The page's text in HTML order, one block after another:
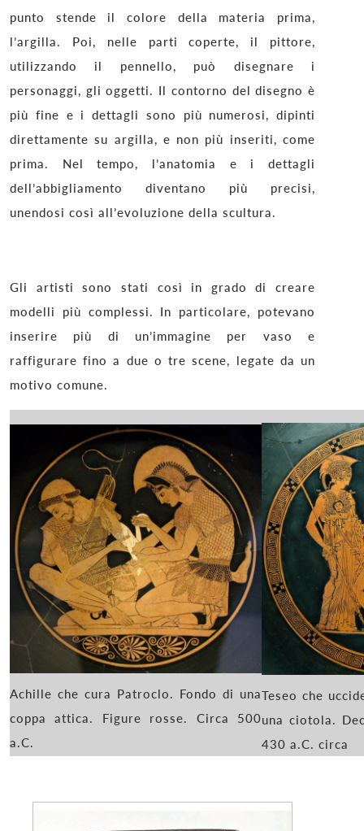
punto stende il colore della materia prima,
l’argilla. Poi, nelle parti coperte, il pittore,
utilizzando il pennello, può disegnare i
personaggi, gli oggetti. Il contorno del disegno è
più fine e i dettagli sono più numerosi, dipinti
direttamente su argilla, e non più inseriti, come
prima. Nel tempo, l’anatomia e i dettagli
dell’abbigliamento diventano più precisi,
unendosi così all’evoluzione della scultura.
Gli artisti sono stati così in grado di creare
modelli più complessi. In particolare, potevano
inserire più di un’immagine per vaso e
raffigurare fino a due o tre scene, legate da un
motivo comune.
Achille che cura Patroclo. Fondo di una
coppa attica. Figure rosse. Circa 500
a.C.
Teseo che
una ciotola.
430 a.C. circa